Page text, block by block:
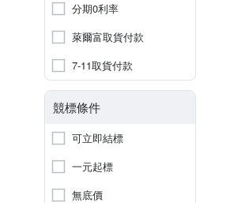
分期0利率
萊爾富取貨付款
7-11取貨付款
競標條件
可立即結標
一元起標
無底價